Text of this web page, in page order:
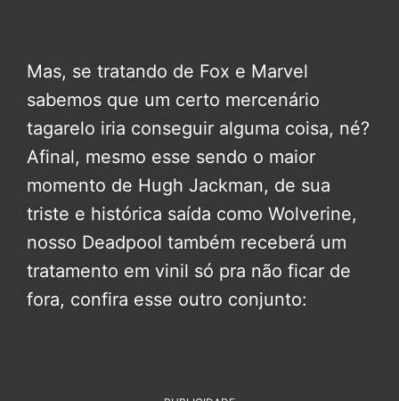
Mas, se tratando de Fox e Marvel
sabemos que um certo mercenário
tagarelo iria conseguir alguma coisa, né?
Afinal, mesmo esse sendo o maior
momento de Hugh Jackman, de sua
triste e histórica saída como Wolverine,
nosso Deadpool também receberá um
tratamento em vinil só pra não ficar de
fora, confira esse outro conjunto: